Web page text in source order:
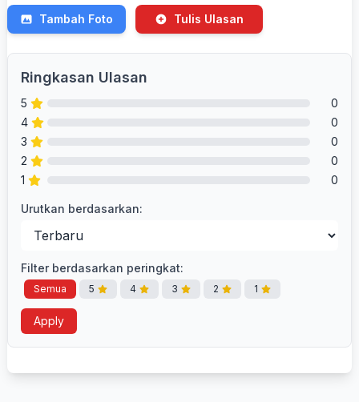
Tambah Foto Tulis Ulasan
Ringkasan Ulasan
5
0
4
0
3
0
2
0
1
0
Urutkan berdasarkan:
Filter berdasarkan peringkat:
Semua 5 4 3 2 1
Apply